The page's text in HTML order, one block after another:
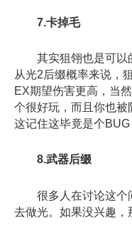
7.卡掉毛
其实狙翎也是可以
从光2后缀概率来说，
EX期望伤害更高，当
个很好玩，而且你也被
这记住这毕竟是个BUG
8.武器后缀
很多人在讨论这个
去做光。如果没兴趣，